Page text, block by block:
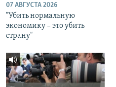
07 АВГУСТА 2026
"Убить нормальную
экономику – это убить
страну"